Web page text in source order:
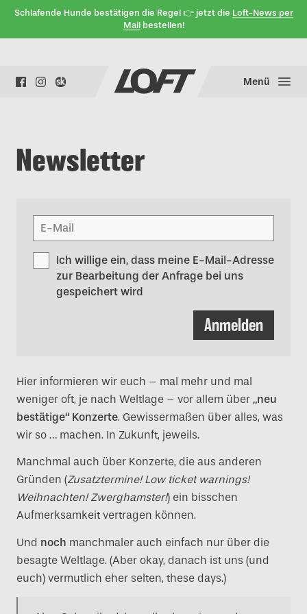
Schlafende Hunde bestätigen die Regel 👉 jetzt die Loft-News per
Mailbestellen!
Menü
Newsletter
Ich willige ein, dass meine E-Mail-Adresse
zur Bearbeitung der Anfrage bei uns
gespeichert wird
Anmelden
Hier informieren wir euch – mal mehr und mal
weniger oft, je nach Weltlage – vor allem über „neu
bestätige“ Konzerte. Gewissermaßen über alles, was
wir so … machen. In Zukunft, jeweils.
Manchmal auch über Konzerte, die aus anderen
Gründen (Zusatztermine! Low ticket warnings!
Weihnachten! Zwerghamster!) ein bisschen
Aufmerksamkeit vertragen können.
Und noch manchmaler auch einfach nur über die
besagte Weltlage. (Aber okay, danach ist uns (und
euch) vermutlich eher selten, these days.)